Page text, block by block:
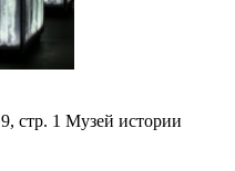
стр. 1 Музей истории